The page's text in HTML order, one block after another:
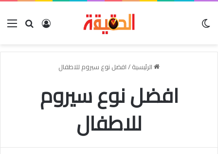
بحث عنتسجيل
الرئيسية/افضل نوع سيروم للاطفال
افضل نوع سيروم
للاطفال